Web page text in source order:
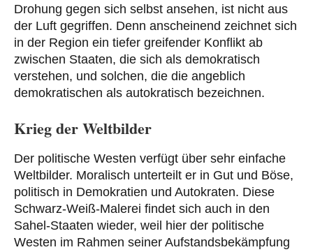
Drohung gegen sich selbst ansehen, ist nicht aus
der Luft gegriffen. Denn anscheinend zeichnet sich
in der Region ein tiefer greifender Konflikt ab
zwischen Staaten, die sich als demokratisch
verstehen, und solchen, die die angeblich
demokratischen als autokratisch bezeichnen.
Krieg der Weltbilder
Der politische Westen verfügt über sehr einfache
Weltbilder. Moralisch unterteilt er in Gut und Böse,
politisch in Demokratien und Autokraten. Diese
Schwarz-Weiß-Malerei findet sich auch in den
Sahel-Staaten wieder, weil hier der politische
Westen im Rahmen seiner Aufstandsbekämpfung